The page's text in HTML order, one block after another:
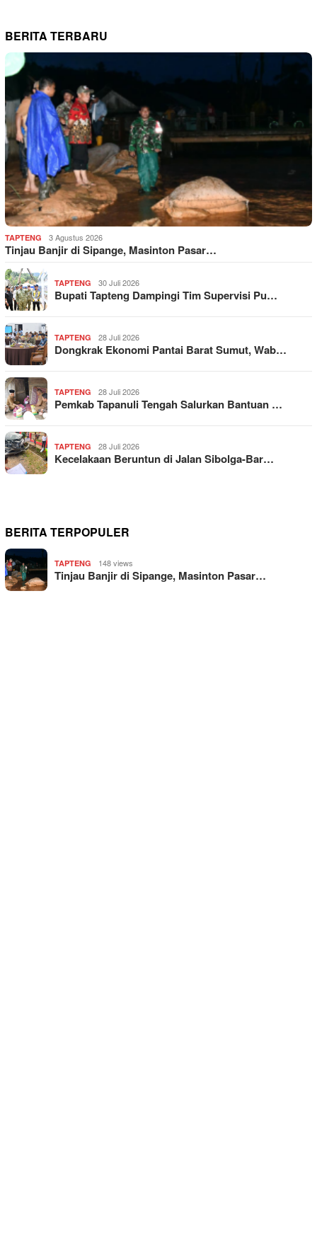
BERITA TERBARU
TAPTENG 3 Agustus 2026
Tinjau Banjir di Sipange, Masinton Pasar…
TAPTENG 30 Juli 2026
Bupati Tapteng Dampingi Tim Supervisi Pu…
TAPTENG 28 Juli 2026
Dongkrak Ekonomi Pantai Barat Sumut, Wab…
TAPTENG 28 Juli 2026
Pemkab Tapanuli Tengah Salurkan Bantuan …
TAPTENG 28 Juli 2026
Kecelakaan Beruntun di Jalan Sibolga-Bar…
BERITA TERPOPULER
TAPTENG 148 views
Tinjau Banjir di Sipange, Masinton Pasar…